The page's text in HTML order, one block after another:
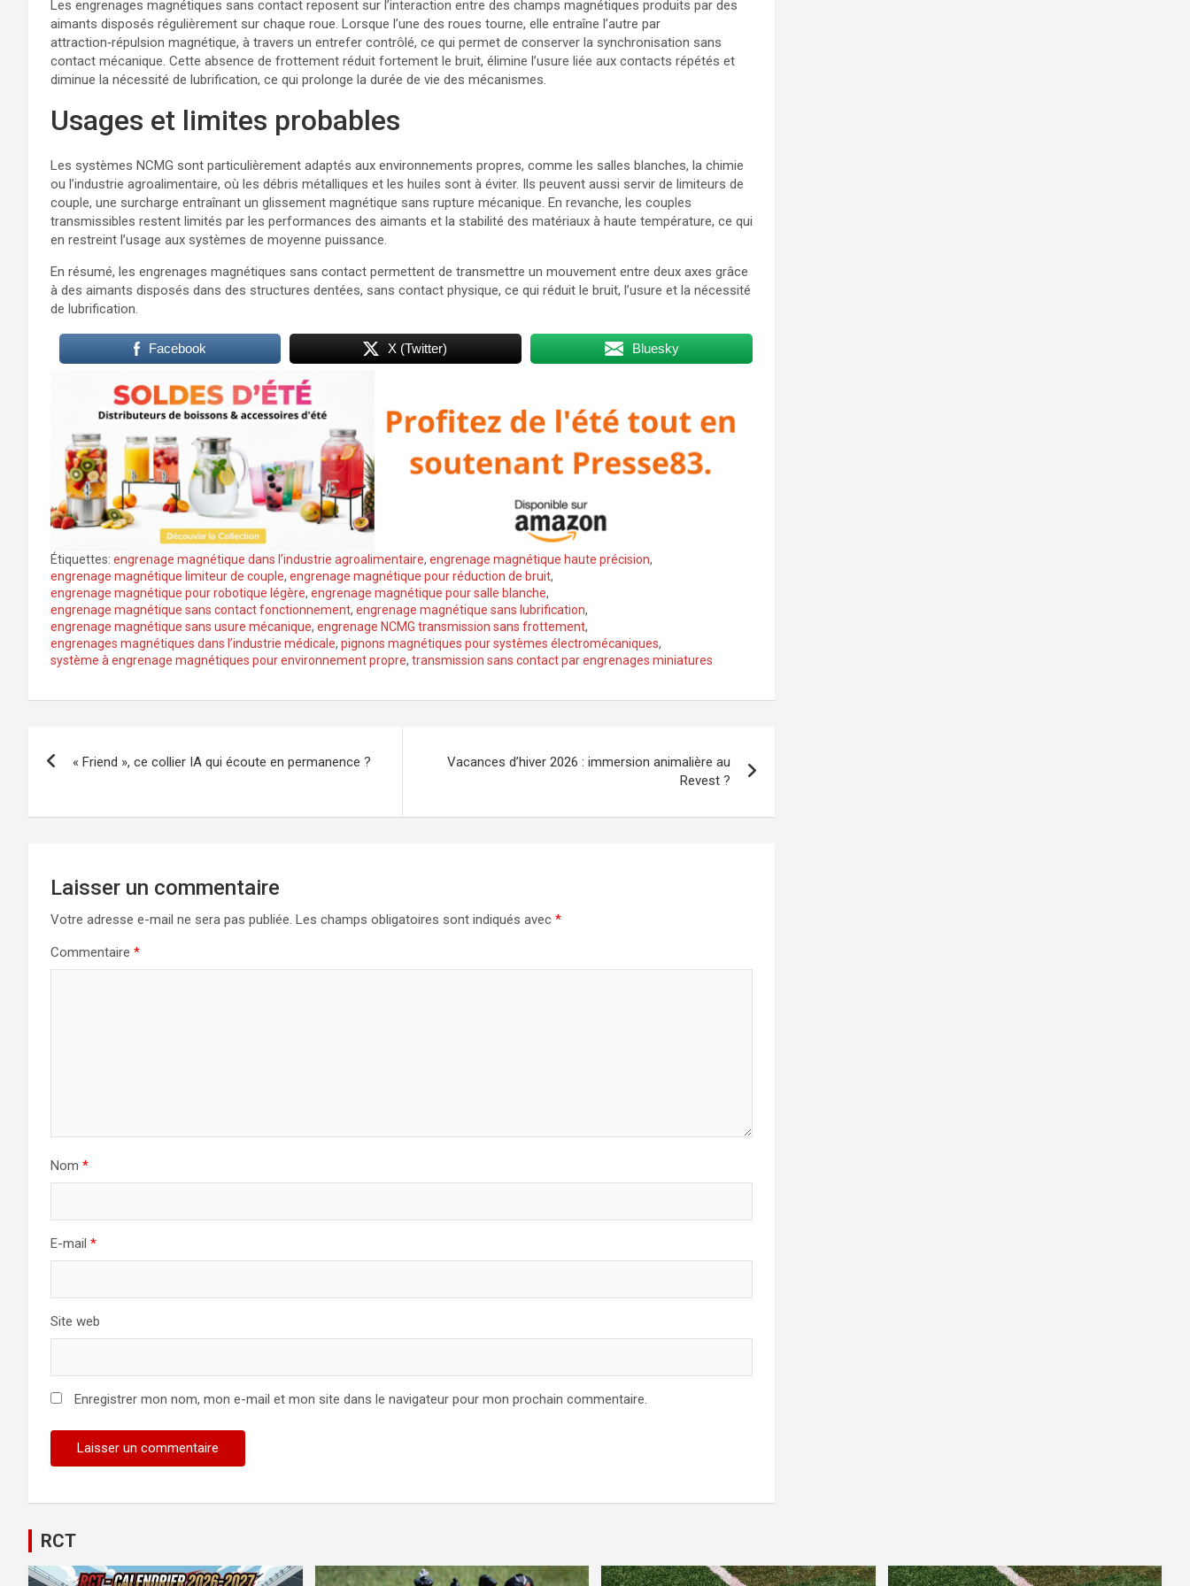
Les engrenages magnétiques sans contact reposent sur l’interaction entre des champs magnétiques produits par des
aimants disposés régulièrement sur chaque roue. Lorsque l’une des roues tourne, elle entraîne l’autre par
attraction‑répulsion magnétique, à travers un entrefer contrôlé, ce qui permet de conserver la synchronisation sans
contact mécanique. Cette absence de frottement réduit fortement le bruit, élimine l’usure liée aux contacts répétés et
diminue la nécessité de lubrification, ce qui prolonge la durée de vie des mécanismes.
Usages et limites probables
Les systèmes NCMG sont particulièrement adaptés aux environnements propres, comme les salles blanches, la chimie
ou l’industrie agroalimentaire, où les débris métalliques et les huiles sont à éviter. Ils peuvent aussi servir de limiteurs de
couple, une surcharge entraînant un glissement magnétique sans rupture mécanique. En revanche, les couples
transmissibles restent limités par les performances des aimants et la stabilité des matériaux à haute température, ce qui
en restreint l’usage aux systèmes de moyenne puissance.
En résumé, les engrenages magnétiques sans contact permettent de transmettre un mouvement entre deux axes grâce
à des aimants disposés dans des structures dentées, sans contact physique, ce qui réduit le bruit, l’usure et la nécessité
de lubrification.
Facebook X (Twitter) Bluesky
Étiquettes: engrenage magnétique dans l’industrie agroalimentaire, engrenage magnétique haute précision,
engrenage magnétique limiteur de couple, engrenage magnétique pour réduction de bruit,
engrenage magnétique pour robotique légère, engrenage magnétique pour salle blanche,
engrenage magnétique sans contact fonctionnement, engrenage magnétique sans lubrification,
engrenage magnétique sans usure mécanique, engrenage NCMG transmission sans frottement,
engrenages magnétiques dans l’industrie médicale, pignons magnétiques pour systèmes électromécaniques,
système à engrenage magnétiques pour environnement propre, transmission sans contact par engrenages miniatures
l’article
« Friend », ce collier IA qui écoute en permanence ?
Vacances d’hiver 2026 : immersion animalière au
Revest ?
Laisser un commentaire
Votre adresse e-mail ne sera pas publiée. Les champs obligatoires sont indiqués avec *
Commentaire *
Nom *
E-mail *
Site web
Enregistrer mon nom, mon e-mail et mon site dans le navigateur pour mon prochain commentaire.
RCT